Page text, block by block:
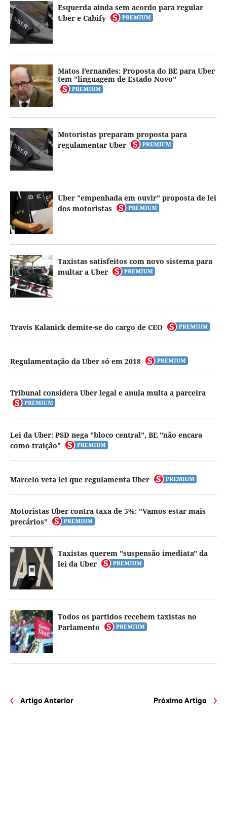
Esquerda ainda sem acordo para regular
Uber e Cabify
Matos Fernandes: Proposta do BE para Uber
tem "linguagem de Estado Novo"
Motoristas preparam proposta para
regulamentar Uber
Uber "empenhada em ouvir" proposta de lei
dos motoristas
Taxistas satisfeitos com novo sistema para
multar a Uber
Travis Kalanick demite-se do cargo de CEO
Regulamentação da Uber só em 2018
Tribunal considera Uber legal e anula multa a parceira
Lei da Uber: PSD nega "bloco central", BE "não encara
como traição"
Marcelo veta lei que regulamenta Uber
Motoristas Uber contra taxa de 5%: "Vamos estar mais
precários"
Taxistas querem "suspensão imediata" da
lei da Uber
Todos os partidos recebem taxistas no
Parlamento
Artigo Anterior Próximo Artigo